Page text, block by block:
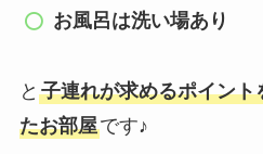
お風呂は洗い場あり
と 子連れが求めるポイン
たお部屋です♪